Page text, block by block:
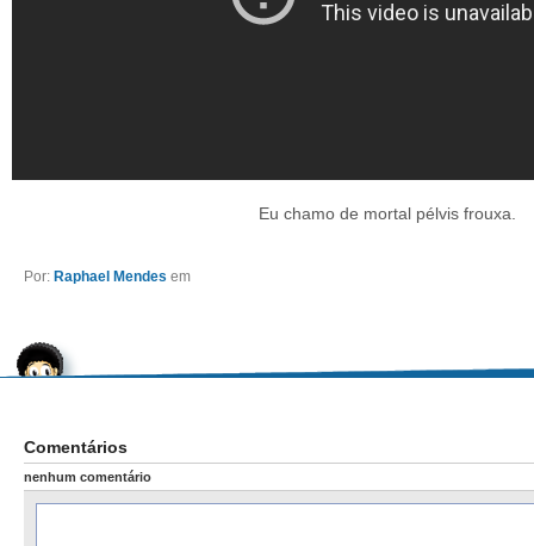
Eu chamo de mortal pélvis frouxa.
Por: Raphael Mendes em
Comentários
nenhum comentário